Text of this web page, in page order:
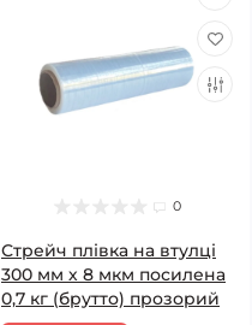
0
Стрейч плівка на втулці
300 мм х 8 мкм посилена
0,7 кг (брутто) прозорий